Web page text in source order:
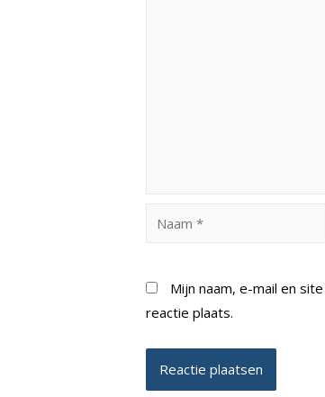
Mijn naam, e-mail en
reactie plaats.